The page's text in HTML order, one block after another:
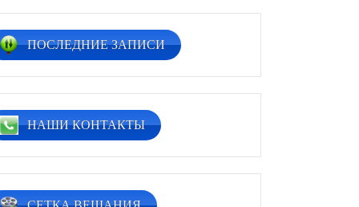
ПОСЛЕДНИЕ ЗАПИСИ
НАШИ КОНТАКТЫ